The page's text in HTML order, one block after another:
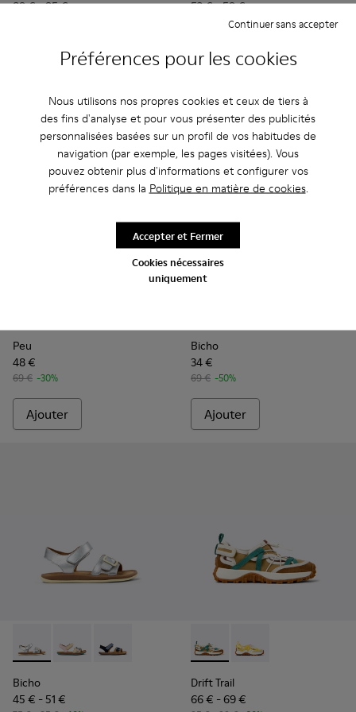
Préférences pour les cookies
Nous utilisons nos propres cookies et ceux de tiers à
des fins d'analyse et pour vous présenter des publicités
personnalisées basées sur un profil de vos habitudes de
navigation (par exemple, les pages visitées). Vous
pouvez obtenir plus d'informations et configurer vos
préférences dans la Politique en matière de cookies.
Cookies nécessaires
uniquement
Continuer sans accepter
Accepter et Fermer
89 € - 95 € 52 € - 59 €
75 € - 85 € -30%
Prix final en fonction de la taille
Peu
48 €
69 € -30%
Ajouter
Bicho
34 €
69 € -50%
Ajouter
Bicho - K800672-004 - Sandales en cuir grises pour enfants.
Bicho - K800672-003 - Sandales en nubuck et cuir
Bicho - K800672-002
Bicho
45 € - 51 €
Drift Trail - K800695-002 -
Drift Trail -
Drift Trail
66 € - 69 €